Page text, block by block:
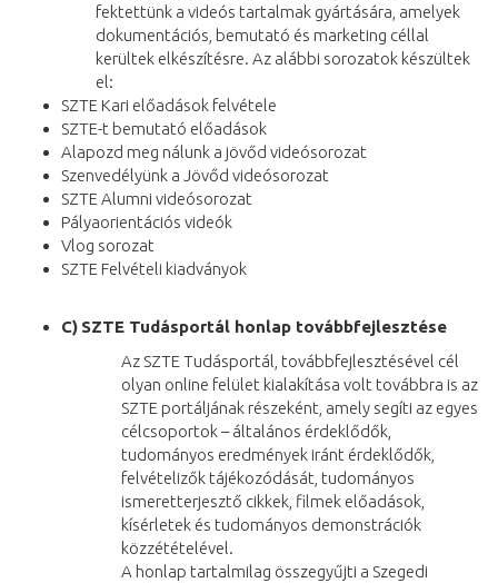
fektettünk a videós tartalmak gyártására, amelyek
dokumentációs, bemutató és marketing céllal
kerültek elkészítésre. Az alábbi sorozatok készültek
el:
SZTE Kari előadások felvétele
SZTE-t bemutató előadások
Alapozd meg nálunk a jövőd videósorozat
Szenvedélyünk a Jövőd videósorozat
SZTE Alumni videósorozat
Pályaorientációs videók
Vlog sorozat
SZTE Felvételi kiadványok
C) SZTE Tudásportál honlap továbbfejlesztése
Az SZTE Tudásportál, továbbfejlesztésével cél
olyan online felület kialakítása volt továbbra is az
SZTE portáljának részeként, amely segíti az egyes
célcsoportok – általános érdeklődők,
tudományos eredmények iránt érdeklődők,
felvételizők tájékozódását, tudományos
ismeretterjesztő cikkek, filmek előadások,
kísérletek és tudományos demonstrációk
közzétételével.
A honlap tartalmilag összegyűjti a Szegedi